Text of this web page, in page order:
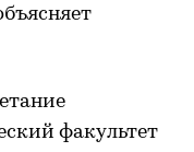
факультет